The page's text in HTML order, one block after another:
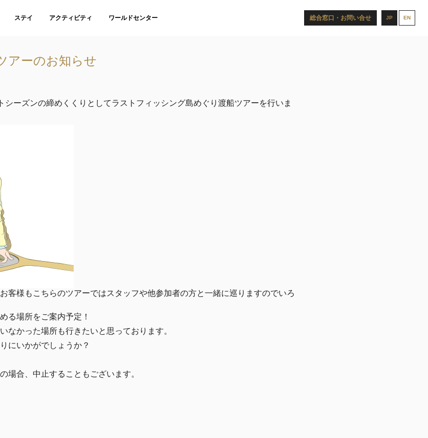
ステイ アクティビティ ワールドセンター JP EN
総合窓口・お問い合せ
アーのお知らせ
シーズンの締めくくりとしてラストフィッシング島めぐり渡船ツアーを行いま
客様もこちらのツアーではスタッフや他参加者の方と一緒に巡りますのでいろ
る場所をご案内予定！
なかった場所も行きたいと思っております。
にいかがでしょうか？
場合、中止することもございます。